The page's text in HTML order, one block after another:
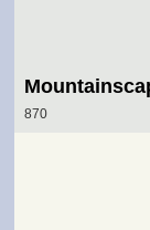
870